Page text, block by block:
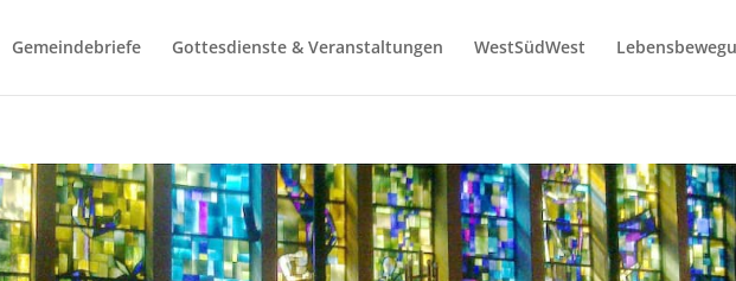
Gemeindebriefe Gottesdienste & Veranstaltungen WestSüdWest